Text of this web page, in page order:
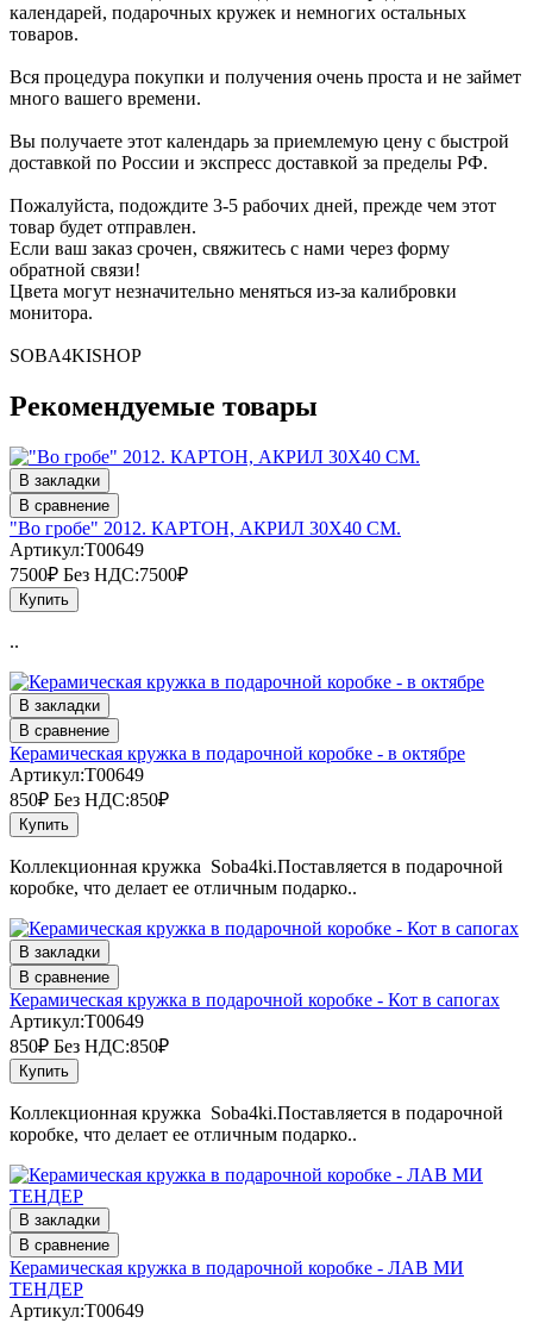
календарей, подарочных кружек и немногих остальных
товаров.
Вся процедура покупки и получения очень проста и не займет
много вашего времени.
Вы получаете этот календарь за приемлемую цену с быстрой
доставкой по России и экспресс доставкой за пределы РФ.
Пожалуйста, подождите 3-5 рабочих дней, прежде чем этот
товар будет отправлен.
Если ваш заказ срочен, свяжитесь с нами через форму
обратной связи!
Цвета могут незначительно меняться из-за калибровки
монитора.
SOBA4KISHOP
Рекомендуемые товары
В закладки
В сравнение
"Во гробе" 2012. КАРТОН, АКРИЛ 30Х40 СМ.
Артикул:T00649
7500₽ Без НДС:7500₽
Купить
..
В закладки
В сравнение
Керамическая кружка в подарочной коробке - в октябре
Артикул:T00649
850₽ Без НДС:850₽
Купить
Коллекционная кружка Soba4ki.Поставляется в подарочной
коробке, что делает ее отличным подарко..
В закладки
В сравнение
Керамическая кружка в подарочной коробке - Кот в сапогах
Артикул:T00649
850₽ Без НДС:850₽
Купить
Коллекционная кружка Soba4ki.Поставляется в подарочной
коробке, что делает ее отличным подарко..
В закладки
В сравнение
Керамическая кружка в подарочной коробке - ЛАВ МИ
ТЕНДЕР
Артикул:T00649